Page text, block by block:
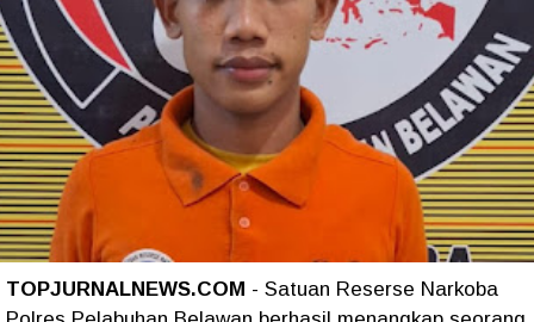
TOPJURNALNEWS.COM - Satuan Reserse Narkoba